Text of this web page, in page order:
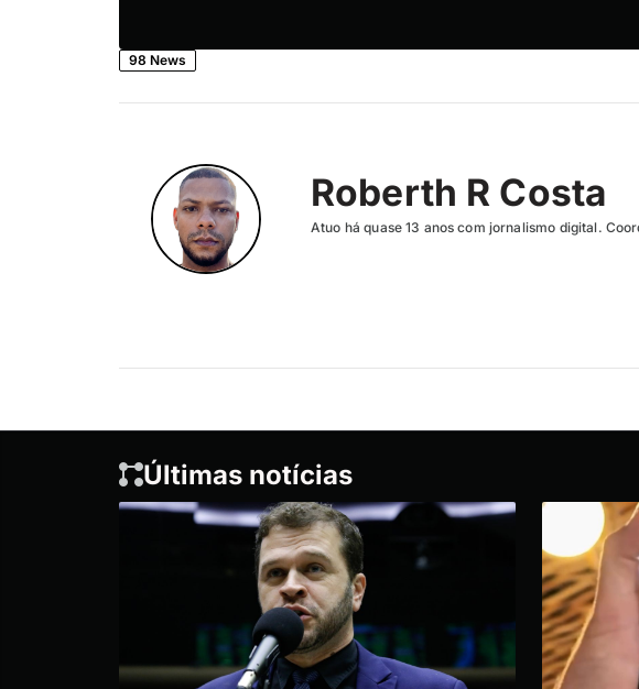
98 News
Roberth R Costa
Atuo há quase 13 anos com jornalismo digital.
Últimas notícias